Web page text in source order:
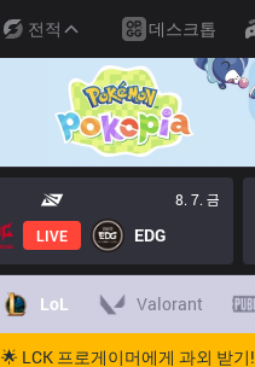
전적 데스크톱
8. 7. 금
LIVE EDG
LoL Valorant
🌟 LCK 프로게이머에게 과외 받기!